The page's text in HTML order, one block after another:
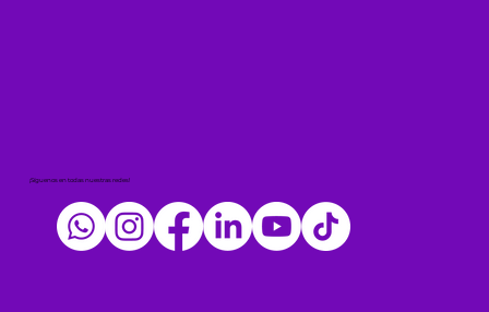
¡Síguenos en todas nuestras redes!